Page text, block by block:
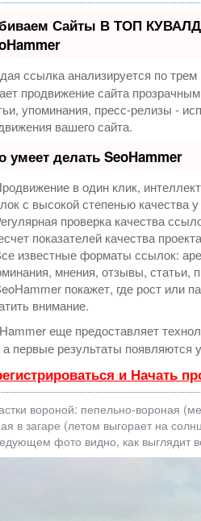
Сайты В ТОП
ссылка анализируется по
продвижение сайта
упоминания, пресс-релизы -
вашего сайта.
умеет делать SeoHammer
в один клик,
с высокой степенью качества
проверка качества
показателей качества
известные форматы ссылок:
мнения, отзывы, статьи,
покажет, где рост или
внимание.
еще предоставляет
а первые результаты появляются
и Начать
вороной: пепельно-вороная
в загаре (летом выгорает на
фото видно, как выглядит